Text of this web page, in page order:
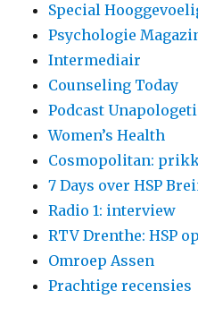
Special
Psychologie
Intermediair
Counseling Today
Podcast
Women’s Health
Cosmopolitan:
7 Days over HSP
Radio 1: interview
RTV Drenthe: HSP
Omroep Assen
Prachtige recensies